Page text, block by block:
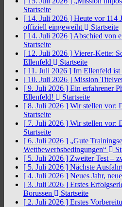
Startseite
[ 14. Juli 2026 ] Heute vor 114
offiziell eingeweiht
Startseite
[ 14. Juli 2026 ] Abschied von
Startseite
[ 12. Juli 2026 ] Vierer-Kette:
Ellenfeld
Startseite
[ 11. Juli 2026 ] Im Ellenfeld ist
[ 10. Juli 2026 ] Mission
[ 9. Juli 2026 ] Ein erfahrener
Ellenfeld!
Startseite
[ 8. Juli 2026 ] Wir stellen vor:
Startseite
[ 7. Juli 2026 ] Wir stellen vor:
Startseite
[ 6. Juli 2026 ] „Gute
Wettbewerbsbedingungen“
[ 5. Juli 2026 ] Zweiter Test –
[ 5. Juli 2026 ] Nächste
[ 4. Juli 2026 ] Neues Jahr,
[ 3. Juli 2026 ] Erstes
Borussen
Startseite
[ 2. Juli 2026 ] Erstes